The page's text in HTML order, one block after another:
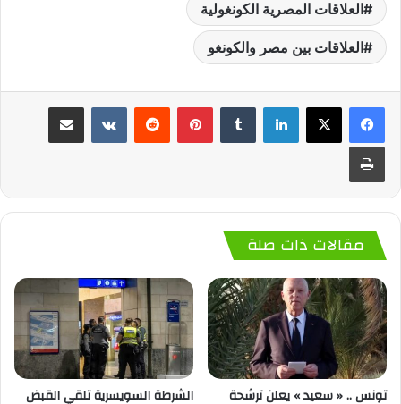
العلاقات المصرية الكونغولية
العلاقات بين مصر والكونغو
لينكدإن بينتيريست
مقالات ذات صلة
تونس .. « سعيد » يعلن ترشحة الشرطة السويسرية تلقي القبض